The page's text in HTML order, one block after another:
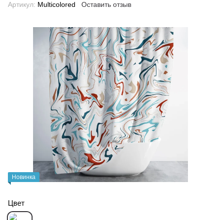
Артикул: Multicolored Оставить отзыв
Новинка
Цвет